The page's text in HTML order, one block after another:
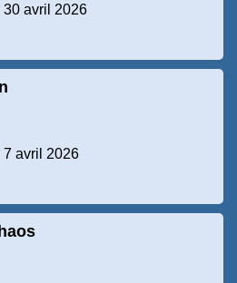
avril 2026
avril 2026